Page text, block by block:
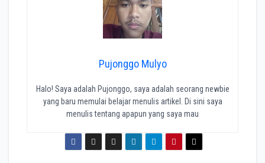
Pujonggo Mulyo
Halo! Saya adalah Pujonggo, saya adalah seorang newbie
yang baru memulai belajar menulis artikel. Di sini saya
menulis tentang apapun yang saya mau